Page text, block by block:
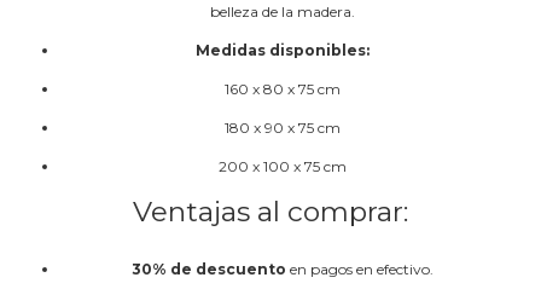
belleza de la madera.
Medidas disponibles:
160 x 80 x 75 cm
180 x 90 x 75 cm
200 x 100 x 75 cm
Ventajas al comprar:
30% de descuento en pagos en efectivo.